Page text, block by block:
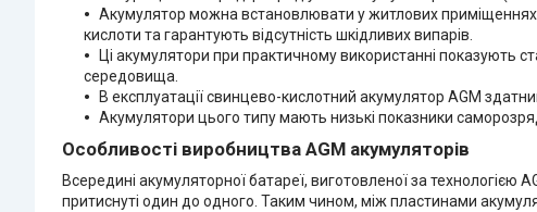
Акумулятор можна встановлювати у житлових приміщеннях.
кислоти та гарантують відсутність шкідливих випарів.
Ці акумулятори при практичному використанні показують
середовища.
В експлуатації свинцево-кислотний акумулятор AGM
Акумулятори цього типу мають низькі показники
Особливості виробництва AGM акумуляторів
Всередині акумуляторної батареї, виготовленої за
притиснуті один до одного. Таким чином, між пластинами